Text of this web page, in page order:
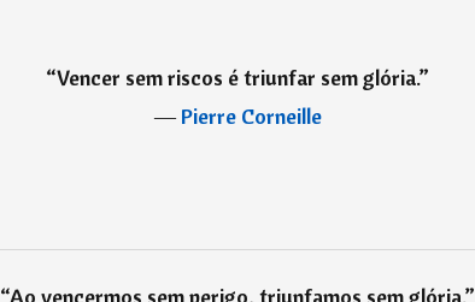
“Vencer sem riscos é triunfar sem glória.”
―Pierre Corneille
“Ao vencermos sem perigo, triunfamos sem glória.”